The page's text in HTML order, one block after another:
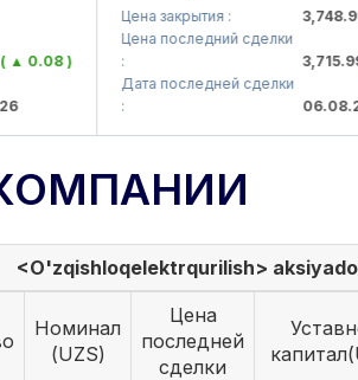
)
Цена закрытия :
3,748.99
Цена последний сделки
3,715.99(
Дата последней сделки
<O'zqishloqelektrqurilish>
Номинал
(UZS)
Цена
последней
сделки